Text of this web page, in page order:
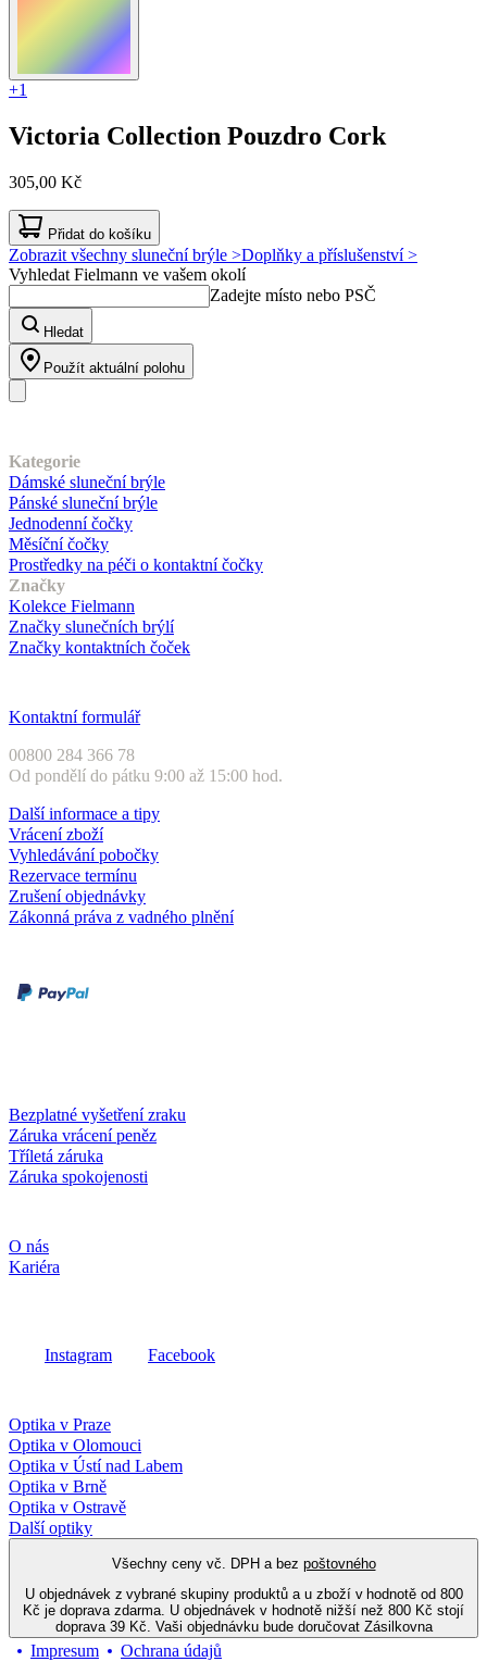
+1
Victoria Collection Pouzdro Cork
305,00 Kč
Přidat do košíku
Zobrazit všechny sluneční brýle >Doplňky a příslušenství >
Vyhledat Fielmann ve vašem okolí
Zadejte místo nebo PSČ
Hledat
Použít aktuální polohu
Kategorie
Dámské sluneční brýle
Pánské sluneční brýle
Jednodenní čočky
Měsíční čočky
Prostředky na péči o kontaktní čočky
Značky
Kolekce Fielmann
Značky slunečních brýlí
Značky kontaktních čoček
Kontaktní formulář
00800 284 366 78
Od pondělí do pátku 9:00 až 15:00 hod.
Další informace a tipy
Vrácení zboží
Vyhledávání pobočky
Rezervace termínu
Zrušení objednávky
Zákonná práva z vadného plnění
Bezplatné vyšetření zraku
Záruka vrácení peněz
Tříletá záruka
Záruka spokojenosti
O nás
Kariéra
Instagram Facebook
Optika v Praze
Optika v Olomouci
Optika v Ústí nad Labem
Optika v Brně
Optika v Ostravě
Další optiky
Všechny ceny vč. DPH a bez poštovného
U objednávek z vybrané skupiny produktů a u zboží v hodnotě od 800
Kč je doprava zdarma. U objednávek v hodnotě nižší než 800 Kč stojí
doprava 39 Kč. Vaši objednávku bude doručovat Zásilkovna
Impresum Ochrana údajů